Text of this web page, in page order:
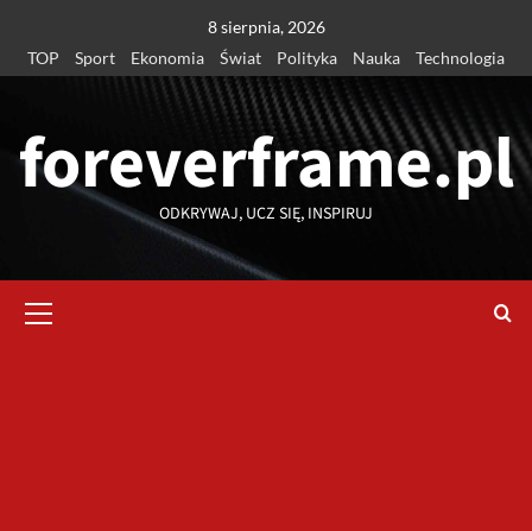
treści
8 sierpnia, 2026
TOP
Sport Ekonomia Świat Polityka Nauka Technologia
foreverframe.pl
ODKRYWAJ, UCZ SIĘ, INSPIRUJ
główne